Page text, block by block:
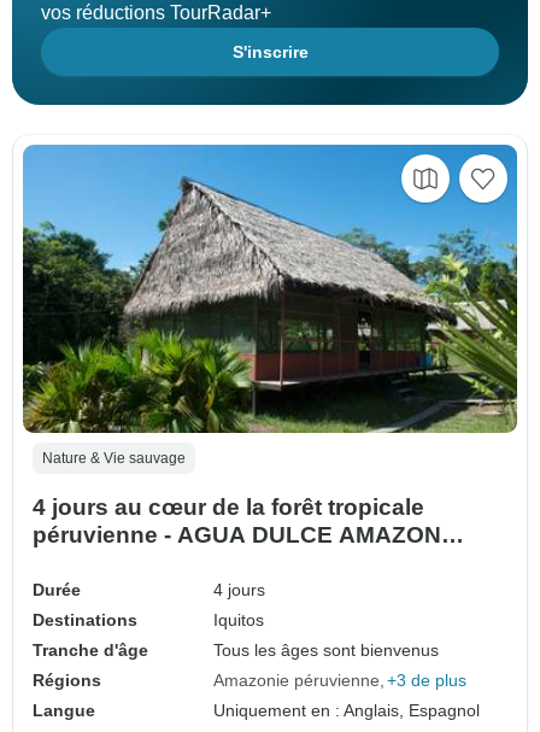
vos réductions TourRadar+
S'inscrire
Nature & Vie sauvage
4 jours au cœur de la forêt tropicale
péruvienne - AGUA DULCE AMAZON
Durée
4 jours
Destinations
Iquitos
Tranche d'âge
Tous les âges sont bienvenus
Régions
Amazonie péruvienne +3 de plus
Langue
Uniquement en : Anglais, Espagnol